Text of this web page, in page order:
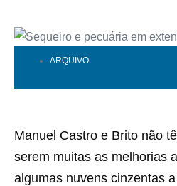
ARQUIVO
Manuel Castro e Brito não
serem muitas as melhorias
algumas nuvens cinzentas